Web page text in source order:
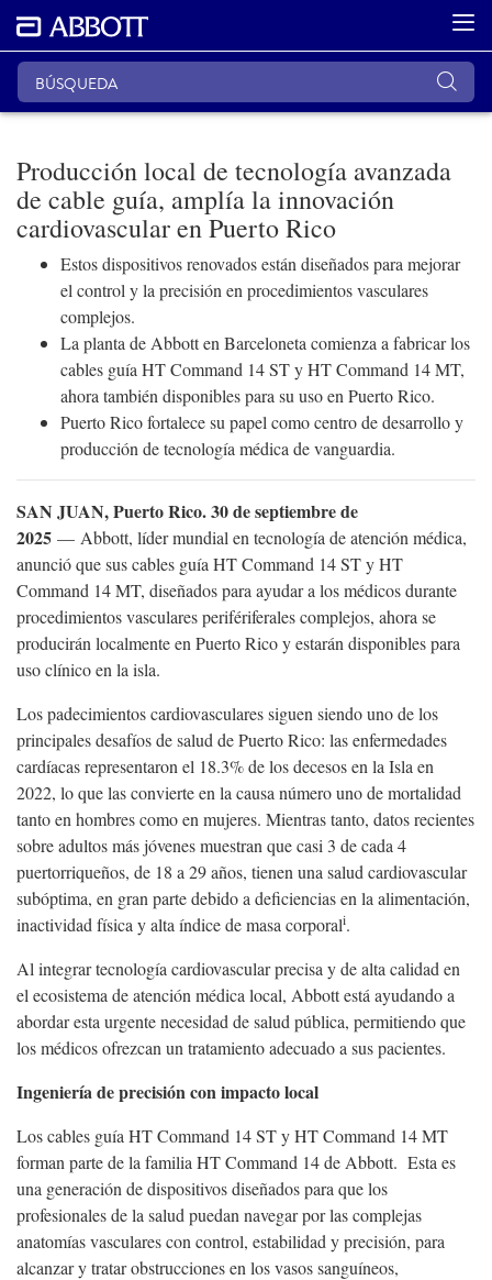
Producción local de tecnología avanzada
de cable guía, amplía la innovación
cardiovascular en Puerto Rico
Estos dispositivos renovados están diseñados para mejorar
el control y la precisión en procedimientos vasculares
complejos.
La planta de Abbott en Barceloneta comienza a fabricar los
cables guía HT Command 14 ST y HT Command 14 MT,
ahora también disponibles para su uso en Puerto Rico.
Puerto Rico fortalece su papel como centro de desarrollo y
producción de tecnología médica de vanguardia.
SAN JUAN, Puerto Rico. 30 de septiembre de
2025 — Abbott, líder mundial en tecnología de atención médica,
anunció que sus cables guía HT Command 14 ST y HT
Command 14 MT, diseñados para ayudar a los médicos durante
procedimientos vasculares perifériferales complejos, ahora se
producirán localmente en Puerto Rico y estarán disponibles para
uso clínico en la isla.
Los padecimientos cardiovasculares siguen siendo uno de los
principales desafíos de salud de Puerto Rico: las enfermedades
cardíacas representaron el 18.3% de los decesos en la Isla en
2022, lo que las convierte en la causa número uno de mortalidad
tanto en hombres como en mujeres. Mientras tanto, datos recientes
sobre adultos más jóvenes muestran que casi 3 de cada 4
puertorriqueños, de 18 a 29 años, tienen una salud cardiovascular
subóptima, en gran parte debido a deficiencias en la alimentación,
inactividad física y alta índice de masa corporali.
Al integrar tecnología cardiovascular precisa y de alta calidad en
el ecosistema de atención médica local, Abbott está ayudando a
abordar esta urgente necesidad de salud pública, permitiendo que
los médicos ofrezcan un tratamiento adecuado a sus pacientes.
Ingeniería de precisión con impacto local
Los cables guía HT Command 14 ST y HT Command 14 MT
forman parte de la familia HT Command 14 de Abbott. Esta es
una generación de dispositivos diseñados para que los
profesionales de la salud puedan navegar por las complejas
anatomías vasculares con control, estabilidad y precisión, para
alcanzar y tratar obstrucciones en los vasos sanguíneos,